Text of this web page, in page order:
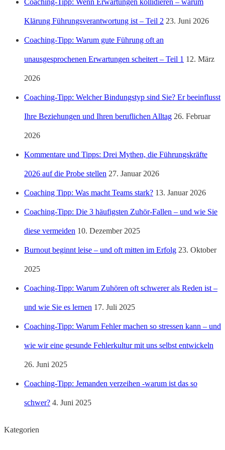
Klärung Führungsverantwortung ist – Teil 2 23. Juni 2026
Coaching-Tipp: Warum gute Führung oft an
unausgesprochenen Erwartungen scheitert – Teil 1 12. März
2026
Coaching-Tipp: Welcher Bindungstyp sind Sie? Er beeinflusst
Ihre Beziehungen und Ihren beruflichen Alltag 26. Februar
2026
Kommentare und Tipps: Drei Mythen, die Führungskräfte
2026 auf die Probe stellen 27. Januar 2026
Coaching Tipp: Was macht Teams stark? 13. Januar 2026
Coaching-Tipp: Die 3 häufigsten Zuhör-Fallen – und wie Sie
diese vermeiden 10. Dezember 2025
Burnout beginnt leise – und oft mitten im Erfolg 23. Oktober
2025
Coaching-Tipp: Warum Zuhören oft schwerer als Reden ist –
und wie Sie es lernen 17. Juli 2025
Coaching-Tipp: Warum Fehler machen so stressen kann – und
wie wir eine gesunde Fehlerkultur mit uns selbst entwickeln
26. Juni 2025
Coaching-Tipp: Jemanden verzeihen -warum ist das so
schwer? 4. Juni 2025
Kategorien